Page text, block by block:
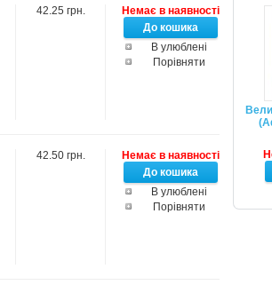
Немає в наявності
В улюблені
Порівняти
42.25 грн.
Немає в наявності
В улюблені
Порівняти
42.50 грн.